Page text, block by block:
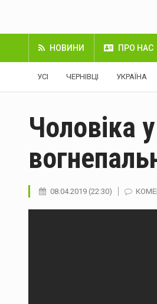
НОВИНИ ПРО НАС
УСІ ЧЕРНІВЦІ УКРАЇНА
Чоловіка
08.04.2019 (22:30)